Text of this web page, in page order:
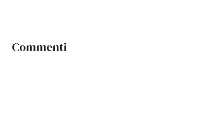
Commenti